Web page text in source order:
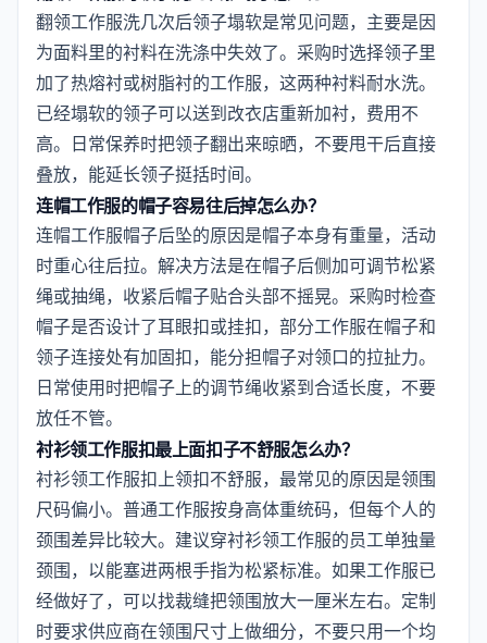
翻领工作服洗几次后领子塌软是常见问题，主要是因
为面料里的衬料在洗涤中失效了。采购时选择领子里
加了热熔衬或树脂衬的工作服，这两种衬料耐水洗。
已经塌软的领子可以送到改衣店重新加衬，费用不
高。日常保养时把领子翻出来晾晒，不要甩干后直接
叠放，能延长领子挺括时间。
连帽工作服的帽子容易往后掉怎么办？
连帽工作服帽子后坠的原因是帽子本身有重量，活动
时重心往后拉。解决方法是在帽子后侧加可调节松紧
绳或抽绳，收紧后帽子贴合头部不摇晃。采购时检查
帽子是否设计了耳眼扣或挂扣，部分工作服在帽子和
领子连接处有加固扣，能分担帽子对领口的拉扯力。
日常使用时把帽子上的调节绳收紧到合适长度，不要
放任不管。
衬衫领工作服扣最上面扣子不舒服怎么办？
衬衫领工作服扣上领扣不舒服，最常见的原因是领围
尺码偏小。普通工作服按身高体重统码，但每个人的
颈围差异比较大。建议穿衬衫领工作服的员工单独量
颈围，以能塞进两根手指为松紧标准。如果工作服已
经做好了，可以找裁缝把领围放大一厘米左右。定制
时要求供应商在领围尺寸上做细分，不要只用一个均